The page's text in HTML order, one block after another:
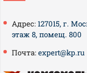
Адрес: 127015, г.
этаж 8, помещ. 800
Почта: expert@kp.ru